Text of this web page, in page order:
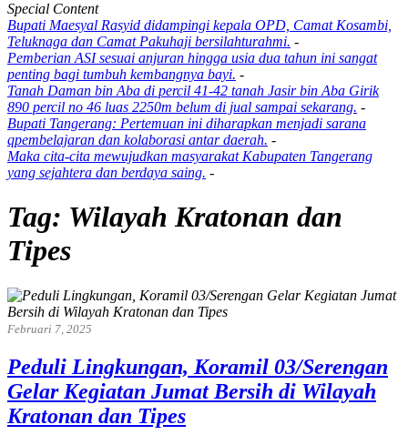
Special Content
Bupati Maesyal Rasyid didampingi kepala OPD, Camat Kosambi,
Teluknaga dan Camat Pakuhaji bersilahturahmi. -
Pemberian ASI sesuai anjuran hingga usia dua tahun ini sangat
penting bagi tumbuh kembangnya bayi. -
Tanah Daman bin Aba di percil 41-42 tanah Jasir bin Aba Girik
890 percil no 46 luas 2250m belum di jual sampai sekarang. -
Bupati Tangerang: Pertemuan ini diharapkan menjadi sarana
qpembelajaran dan kolaborasi antar daerah. -
Maka cita-cita mewujudkan masyarakat Kabupaten Tangerang
yang sejahtera dan berdaya saing. -
Tag: Wilayah Kratonan dan
Tipes
Februari 7, 2025
Peduli Lingkungan, Koramil 03/Serengan
Gelar Kegiatan Jumat Bersih di Wilayah
Kratonan dan Tipes